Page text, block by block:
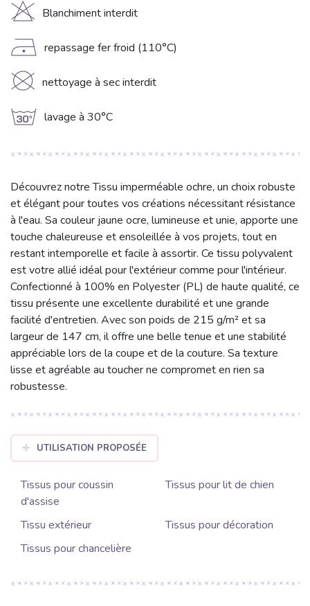
H Blanchiment interdit
D repassage fer froid (110°C)
K nettoyage à sec interdit
g lavage à 30°C
Découvrez notre Tissu imperméable ochre, un choix robuste
et élégant pour toutes vos créations nécessitant résistance
à l'eau. Sa couleur jaune ocre, lumineuse et unie, apporte une
touche chaleureuse et ensoleillée à vos projets, tout en
restant intemporelle et facile à assortir. Ce tissu polyvalent
est votre allié idéal pour l'extérieur comme pour l'intérieur.
Confectionné à 100% en Polyester (PL) de haute qualité, ce
tissu présente une excellente durabilité et une grande
facilité d'entretien. Avec son poids de 215 g/m² et sa
largeur de 147 cm, il offre une belle tenue et une stabilité
appréciable lors de la coupe et de la couture. Sa texture
lisse et agréable au toucher ne compromet en rien sa
robustesse.
UTILISATION PROPOSÉE
Tissus pour coussin
d'assise
Tissus pour lit de chien
Tissu extérieur
Tissus pour décoration
Tissus pour chancelière